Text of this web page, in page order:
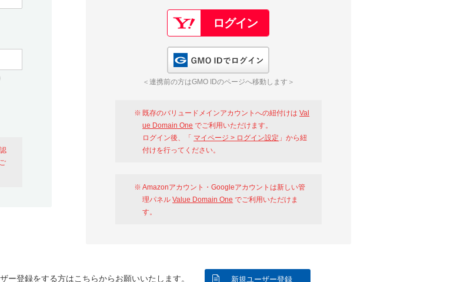
＜連携前の方はGMO IDのページへ移動します＞
既存のバリュードメインアカウントへの紐付けはVal
ue Domain One でご利用いただけます。
ログイン後、「 マイページ > ログイン設定 」から紐
付けを行ってください。
Amazonアカウント・Googleアカウントは新しい管
理パネルValue Domain One でご利用いただけま
す。
ー登録をする方はこちらからお願いいたします。 新規ユーザー登録